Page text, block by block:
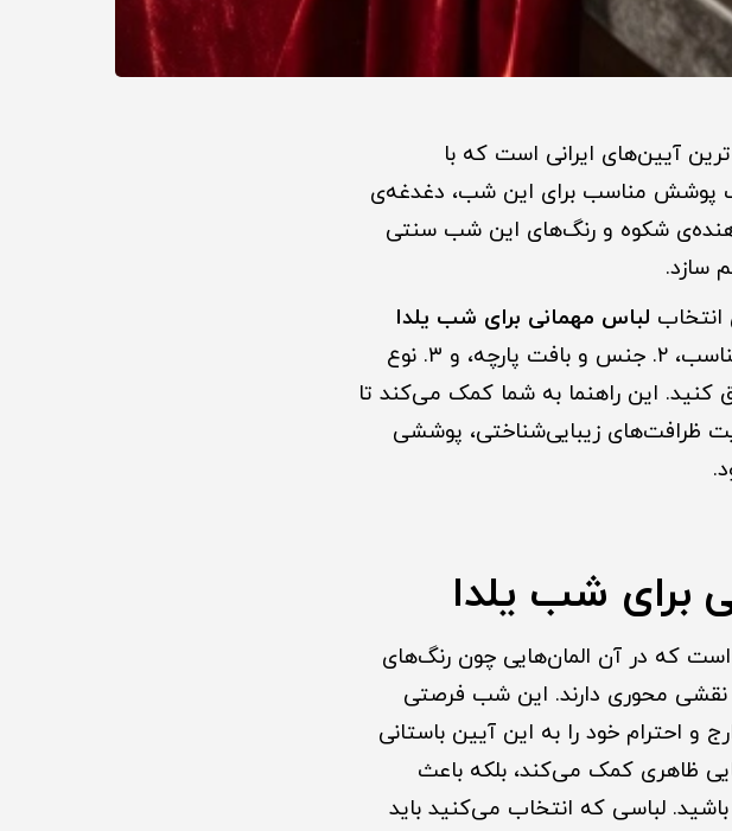
آیین‌های ایرانی است که با
پوشش مناسب برای این شب، دغدغه‌ی
شکوه و رنگ‌های این شب سنتی
سازد.
لباس مهمانی برای شب یلدا
می‌پردازیم تا شما بتوانید با در نظر گرفتن ۱. طیف رنگی مناسب، ۲. جنس و بافت پارچه، و ۳. نوع
کنید. این راهنما به شما کمک می‌کند تا
ظرافت‌های زیبایی‌شناختی، پوششی
برای شب یلدا
که در آن المان‌هایی چون رنگ‌های
نقشی محوری دارند. این شب فرصتی
و احترام خود را به این آیین باستانی
ظاهری کمک می‌کند، بلکه باعث
لباسی که انتخاب می‌کنید باید